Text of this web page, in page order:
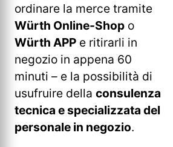
ordinare la merce tramite
Würth Online-Shop o
Würth APP e ritirarli in
negozio in appena 60
minuti – e la possibilità di
usufruire della consulenza
tecnica e specializzata del
personale in negozio.